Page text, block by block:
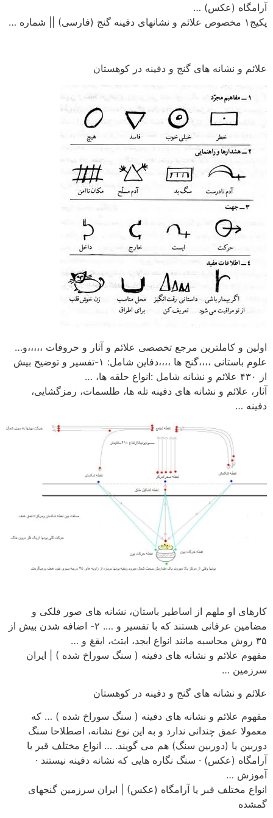
آرامگاه (عکس) …
پکیج۱ مخصوص علائم و نشانهای دفینه گنج (فارسی) || شماره …
علائم و نشانه های گنج و دفینه در کوهستان
اولین و کاملترین مرجع تخصصی علائم و آثار و حروفات ،،،،،و…
علوم باستانی ،،،،گنج ها ،،،،دفاین شامل: ۱-تفسیر و توضیح بیش
از ۴۳۰ علائم و نشانه شامل :انواع حلقه ها، …
آثار، علائم و نشانه های دفینه تله ها، طلسمات، رمزگشایی،
دفینه …
کارهای او ملهم از اساطیر باستان، نشانه های صور فلکی و
مضامین عرفانی هستند که با تفسیر و …. ۲- اضافه شدن بیش از
۳۵ روش محاسبه مانند انواع ابجد، ابتث، ایقغ و …
مفهوم علائم و نشانه های دفینه ( سنگ سوراخ شده ) | ایران
سرزمین …
علائم و نشانه های گنج و دفینه در کوهستان
مفهوم علائم و نشانه های دفینه ( سنگ سوراخ شده ) … که
معمولا عمق چندانی ندارد و به این نوع نشانه، اصطلاحا سنگ
دوربین یا (دوربین سنگ) هم می گویند. … انواع مختلف قبر یا
آرامگاه (عکس) · سنگ نگاره هایی که نشانه دفینه نیستند ·
آموزش …
انواع مختلف قبر یا آرامگاه (عکس) | ایران سرزمین گنجهای
گمشده